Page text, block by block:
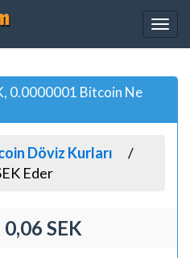
0.0000001 Bitcoin Ne
Döviz Kurları
Eder
SEK